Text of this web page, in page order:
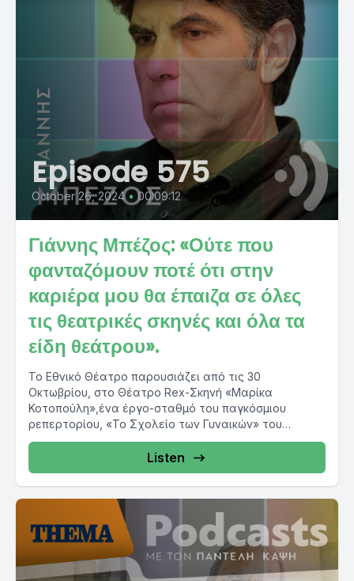
Episode 575
October 26, 2024 • 00:09:12
Γιάννης Μπέζος: «Ούτε που
φανταζόμουν ποτέ ότι στην
καριέρα μου θα έπαιζα σε όλες
τις θεατρικές σκηνές και όλα τα
είδη θεάτρου».
Το Εθνικό Θέατρο παρουσιάζει από τις 30
Οκτωβρίου, στο Θέατρο Rex-Σκηνή «Μαρίκα
Κοτοπούλη»,ένα έργο-σταθμό του παγκόσμιου
ρεπερτορίου, «Το Σχολείο των Γυναικών» του
Μολιέρου,στην μετάφραση...
Listen